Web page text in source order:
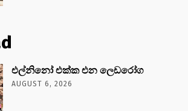
එල්නිනෝ එක්ක එන ලෙඩරෝග
AUGUST 6, 2026